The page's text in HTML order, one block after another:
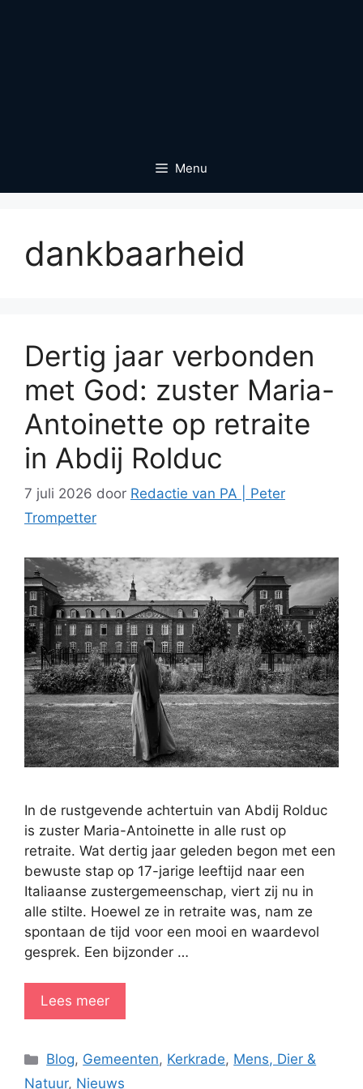
Menu
dankbaarheid
Dertig jaar verbonden
met God: zuster Maria-
Antoinette op retraite
in Abdij Rolduc
7 juli 2026 door Redactie van PA | Peter
Trompetter
In de rustgevende achtertuin van Abdij Rolduc
is zuster Maria-Antoinette in alle rust op
retraite. Wat dertig jaar geleden begon met een
bewuste stap op 17-jarige leeftijd naar een
Italiaanse zustergemeenschap, viert zij nu in
alle stilte. Hoewel ze in retraite was, nam ze
spontaan de tijd voor een mooi en waardevol
gesprek. Een bijzonder …
Lees meer
Categorieën
Blog, Gemeenten, Kerkrade, Mens, Dier &
Natuur, Nieuws